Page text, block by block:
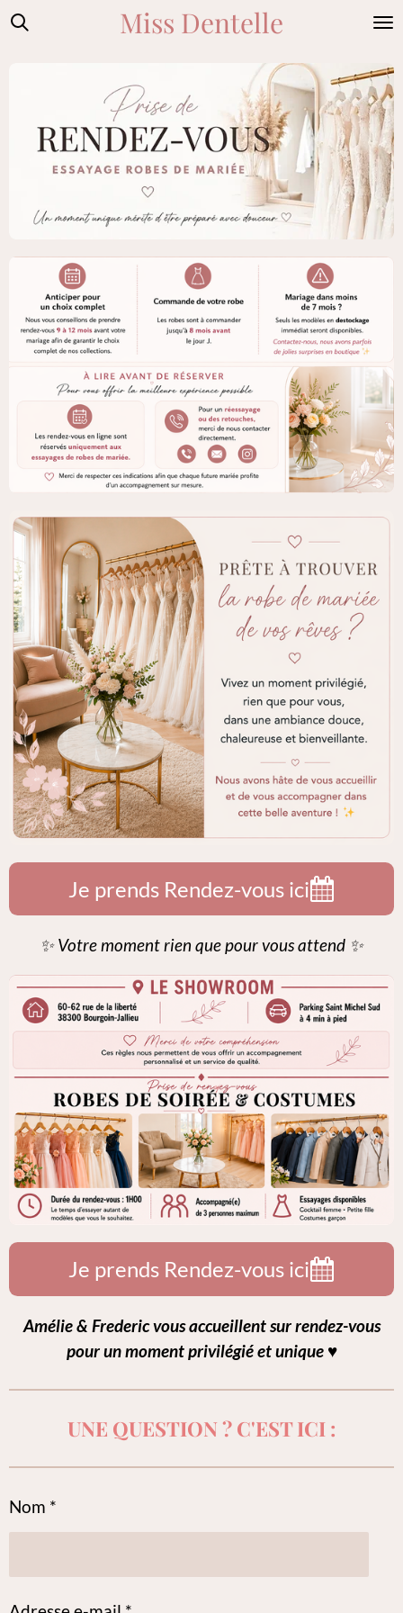
Passer
Miss Dentelle
Je prends Rendez-vous ici
✨ Votre moment rien que pour vous attend ✨
Je prends Rendez-vous ici
Amélie & Frederic vous accueillent sur rendez-vous
pour un moment privilégié et unique ♥️
UNE QUESTION ? C'EST ICI :
Nom *